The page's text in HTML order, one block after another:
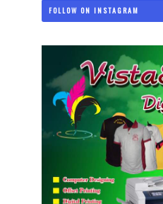
FOLLOW ON INSTAGRAM